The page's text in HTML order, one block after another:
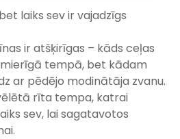
laiks sev ir vajadzīgs
ir atšķirīgas – kāds ceļas
tempā, bet kādam
ar pēdējo modinātāja zvanu.
rīta tempa, katrai
sev, lai sagatavotos